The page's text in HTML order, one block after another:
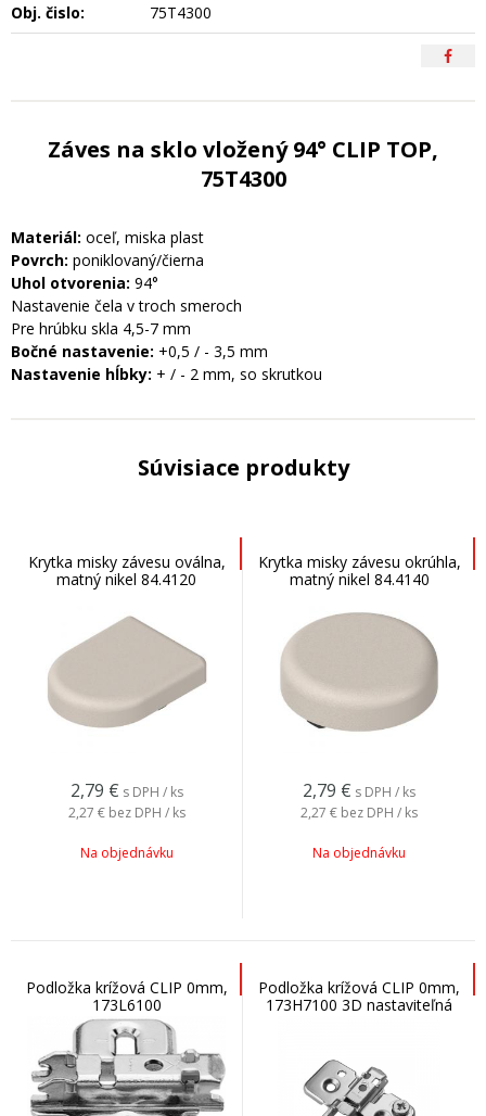
Obj. čislo:
75T4300
Záves na sklo vložený 94° CLIP TOP,
75T4300
Materiál: oceľ, miska plast
Povrch: poniklovaný/čierna
Uhol otvorenia: 94°
Nastavenie čela v troch smeroch
Pre hrúbku skla 4,5-7 mm
Bočné nastavenie: +0,5 / - 3,5 mm
Nastavenie hĺbky: + / - 2 mm, so skrutkou
Súvisiace produkty
Krytka misky závesu oválna,
matný nikel 84.4120
2,79 € s DPH / ks
2,27 € bez DPH / ks
Na objednávku
Krytka misky závesu okrúhla,
matný nikel 84.4140
2,79 € s DPH / ks
2,27 € bez DPH / ks
Na objednávku
Podložka krížová CLIP 0mm,
173L6100
Podložka krížová CLIP 0mm,
173H7100 3D nastaviteľná